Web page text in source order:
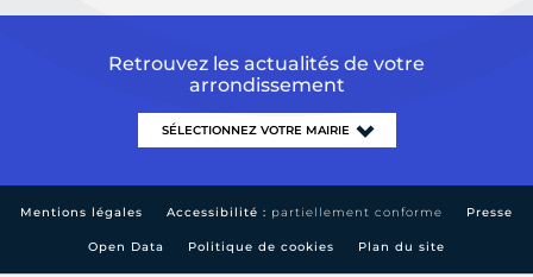
Retrouvez les actualités de votre
arrondissement
Mentions légales Accessibilité : partiellement conforme Presse
Open Data Politique de cookies Plan du site